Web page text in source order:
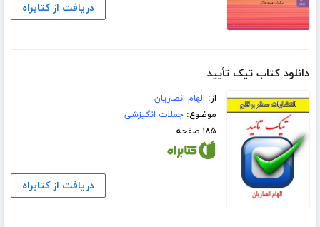
دریافت از کتابراه
دانلود کتاب تیک تأیید
از: الهام انصاریان
موضوع:جملات انگیزشی
۱۸۵ صفحه
دریافت از کتابراه